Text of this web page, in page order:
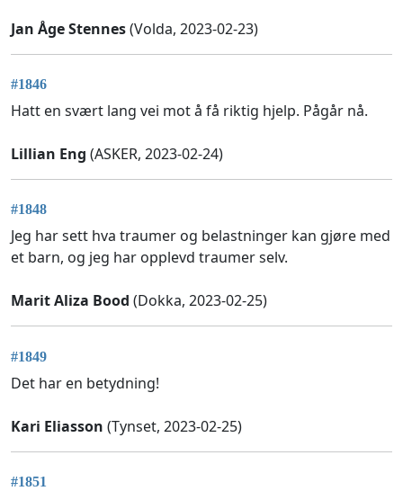
Jan Åge Stennes(Volda, 2023-02-23)
#1846
Hatt en svært lang vei mot å få riktig hjelp. Pågår nå.
Lillian Eng (ASKER, 2023-02-24)
#1848
Jeg har sett hva traumer og belastninger kan gjøre med
et barn, og jeg har opplevd traumer selv.
Marit Aliza Bood (Dokka, 2023-02-25)
#1849
Det har en betydning!
Kari Eliasson (Tynset, 2023-02-25)
#1851